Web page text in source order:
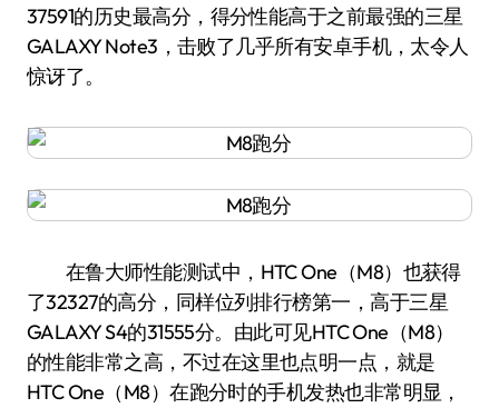
37591的历史最高分，得分性能高于之前最强的三星
GALAXY Note3，击败了几乎所有安卓手机，太令人
惊讶了。
在鲁大师性能测试中，HTC One（M8）也获得
了32327的高分，同样位列排行榜第一，高于三星
GALAXY S4的31555分。由此可见HTC One（M8）
的性能非常之高，不过在这里也点明一点，就是
HTC One（M8）在跑分时的手机发热也非常明显，